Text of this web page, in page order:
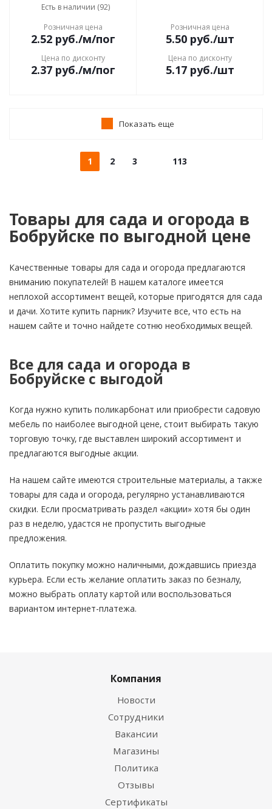
Есть в наличии (92)
Розничная цена
2.52руб./м/пог
Цена по дисконту
2.37руб./м/пог
Розничная цена
5.50руб./шт
Цена по дисконту
5.17руб./шт
Показать еще
1 2 3 113
Товары для сада и огорода в
Бобруйске по выгодной цене
Качественные товары для сада и огорода предлагаются
вниманию покупателей! В нашем каталоге имеется
неплохой ассортимент вещей, которые пригодятся для сада
и дачи. Хотите купить парник? Изучите все, что есть на
нашем сайте и точно найдете сотню необходимых вещей.
Все для сада и огорода в
Бобруйске с выгодой
Когда нужно купить поликарбонат или приобрести садовую
мебель по наиболее выгодной цене, стоит выбирать такую
торговую точку, где выставлен широкий ассортимент и
предлагаются выгодные акции.
На нашем сайте имеются строительные материалы, а также
товары для сада и огорода, регулярно устанавливаются
скидки. Если просматривать раздел «акции» хотя бы один
раз в неделю, удастся не пропустить выгодные
предложения.
Оплатить покупку можно наличными, дождавшись приезда
курьера. Если есть желание оплатить заказ по безналу,
можно выбрать оплату картой или воспользоваться
вариантом интернет-платежа.
Компания
Новости
Сотрудники
Вакансии
Магазины
Политика
Отзывы
Сертификаты